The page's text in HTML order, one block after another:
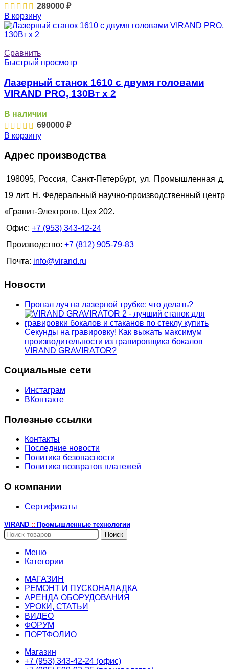
289000 ₽
В корзину
Сравнить
Быстрый просмотр
Лазерный станок 1610 с двумя головами
VIRAND PRO, 130Вт x 2
В наличии
690000 ₽
В корзину
Адрес производства
198095, Россия, Санкт-Петербург, ул. Промышленная д.
19 лит. Н. Федеральный научно-производственный центр
«Гранит-Электрон». Цех 202.
Офис: +7 (953) 343-42-24
Производство: +7 (812) 905-79-83
Почта: info@virand.ru
Новости
Пропал луч на лазерной трубке: что делать?
Секунды на гравировку! Как выжать максимум
производительности из гравировщика бокалов
VIRAND GRAVIRATOR?
Социальные сети
Инстаграм
ВКонтакте
Полезные ссылки
Контакты
Последние новости
Политика безопасности
Политика возвратов платежей
О компании
Сертификаты
VIRAND :: Промышленные технологии
Поиск
Меню
Категории
МАГАЗИН
РЕМОНТ И ПУСКОНАЛАДКА
АРЕНДА ОБОРУДОВАНИЯ
УРОКИ, СТАТЬИ
ВИДЕО
ФОРУМ
ПОРТФОЛИО
Магазин
+7 (953) 343-42-24 (офис)